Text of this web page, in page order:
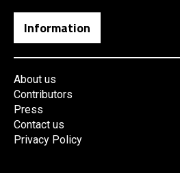
Information
About us
Contributors
Press
Contact us
Privacy Policy